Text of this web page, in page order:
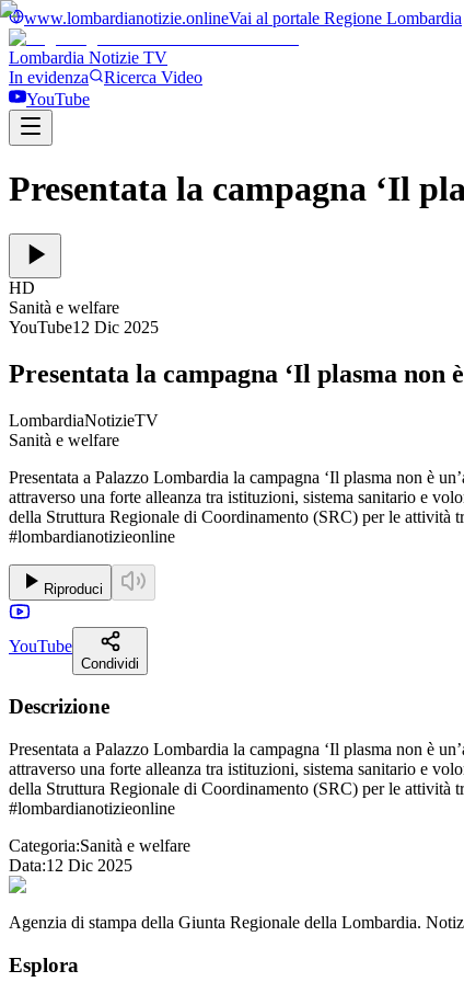
www.lombardianotizie.onlineVai al portale Regione Lombardia
Lombardia Notizie TV
In evidenza
Ricerca Video
YouTube
Presentata la campagna ‘Il
HD
Sanità e welfare
YouTube12 Dic 2025
Presentata la campagna ‘Il plasma non
LombardiaNotizieTV
Sanità e welfare
Presentata a Palazzo Lombardia la campagna ‘Il plasma non è
attraverso una forte alleanza tra istituzioni, sistema sanitario e
della Struttura Regionale di Coordinamento (SRC) per le
#lombardianotizieonline
Riproduci
YouTube
Condividi
Descrizione
Presentata a Palazzo Lombardia la campagna ‘Il plasma non è
attraverso una forte alleanza tra istituzioni, sistema sanitario e
della Struttura Regionale di Coordinamento (SRC) per le
#lombardianotizieonline
Categoria:Sanità e welfare
Data:12 Dic 2025
Agenzia di stampa della Giunta Regionale della Lombardia.
Esplora